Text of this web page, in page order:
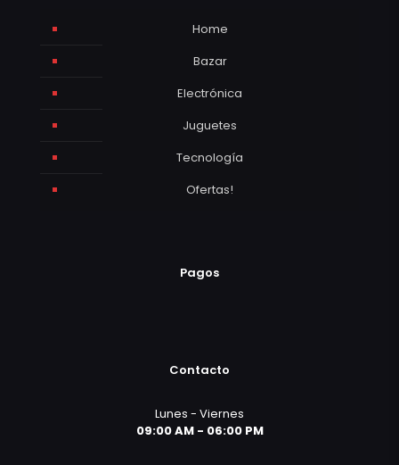
Home
Bazar
Electrónica
Juguetes
Tecnología
Ofertas!
Pagos
Contacto
Lunes - Viernes
09:00 AM - 06:00 PM